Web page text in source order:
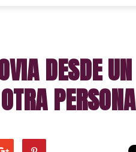
NOTICIAS
DESDE UN
PERSONA